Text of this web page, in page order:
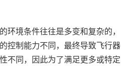
环境条件往往是多变和复杂的，
控制能力不同，最终导致飞行器
不同，因此为了满足更多或特定